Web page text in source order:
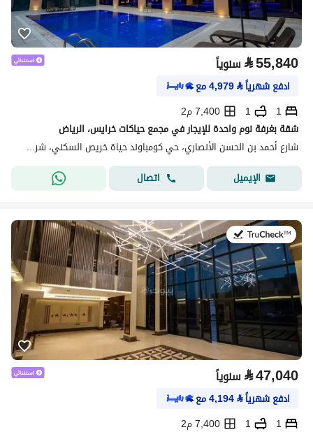
⃁55,840 سنوياً
ادفع شهرياً⃁
4,979مع
1
1
7,400 م2
شقة بغرفة نوم واحدة للإيجار في مجمع حياكات خرايس، الرياض
شارع أحمد بن الحسن الأنصاري، حي كومباوند حياة خريص السكني، شرق الرياض، الرياض
الإيميل
اتصال
في:20 يوليو 2026
⃁47,040 سنوياً
ادفع شهرياً⃁
4,194مع
1
1 7,400 م2